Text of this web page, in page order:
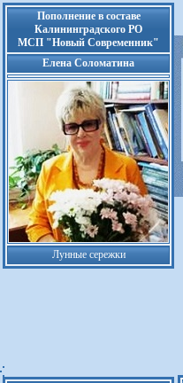
Пополнение в составе
Калининградского РО
МСП "Новый Современник"
Елена Соломатина
Лунные сережки